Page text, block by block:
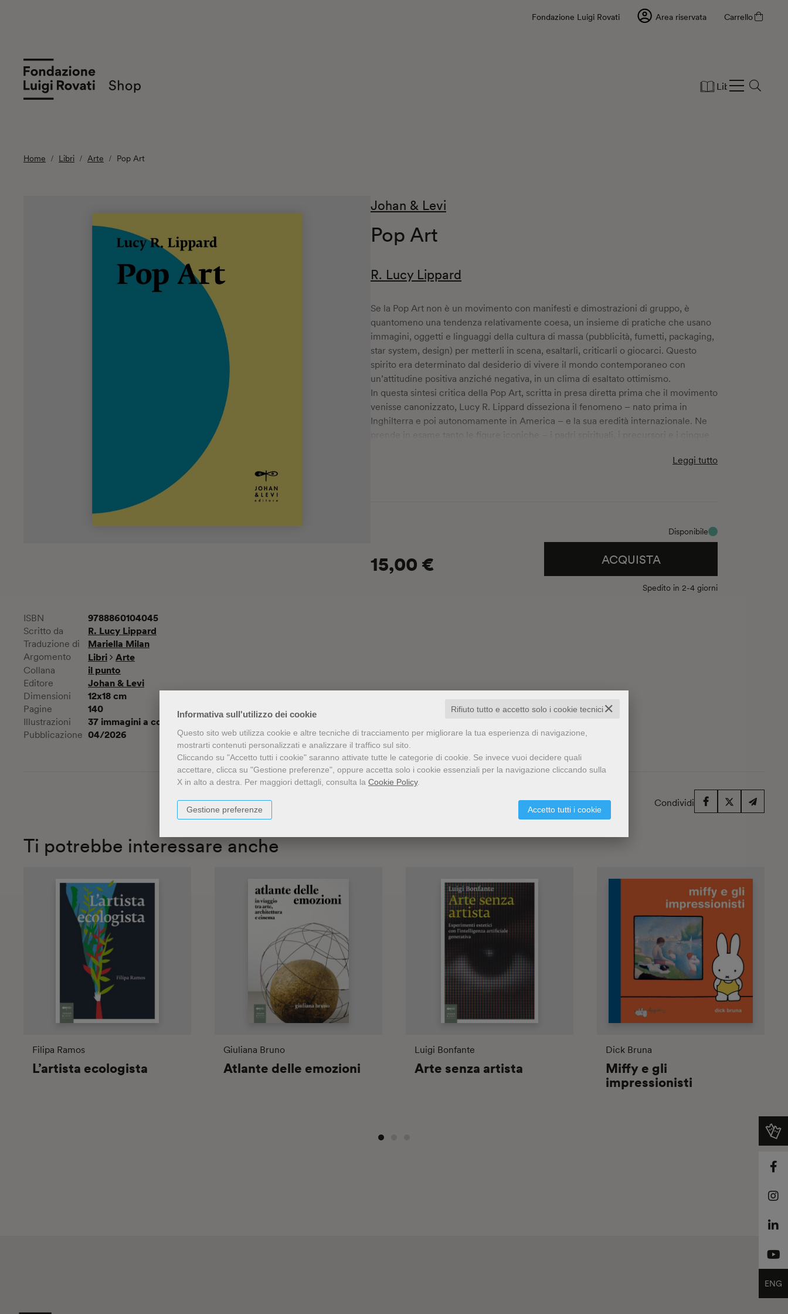
Informativa sull'utilizzo dei cookie ✕
Rifiuto tutto e accetto solo i cookie tecnici
Questo sito web utilizza cookie e altre tecniche di tracciamento per migliorare la tua esperienza di navigazione,
mostrarti contenuti personalizzati e analizzare il traffico sul sito.
Cliccando su "Accetto tutti i cookie" saranno attivate tutte le categorie di cookie. Se invece vuoi decidere quali
accettare, clicca su "Gestione preferenze", oppure accetta solo i cookie essenziali per la navigazione cliccando sulla
X in alto a destra. Per maggiori dettagli, consulta la Cookie Policy.
Accetto tutti i cookie
Gestione preferenze
Fondazione Luigi Rovati Area riservata Carrello
Libri
Home Libri Arte Pop Art
Johan & Levi
Pop Art
R. Lucy Lippard
Se la Pop Art non è un movimento con manifesti e dimostrazioni di gruppo, è
quantomeno una tendenza relativamente coesa, un insieme di pratiche che usano
immagini, oggetti e linguaggi della cultura di massa (pubblicità, fumetti, packaging,
star system, design) per metterli in scena, esaltarli, criticarli o giocarci. Questo
spirito era determinato dal desiderio di vivere il mondo contemporaneo con
un’attitudine positiva anziché negativa, in un clima di esaltato ottimismo.
In questa sintesi critica della Pop Art, scritta in presa diretta prima che il movimento
venisse canonizzato, Lucy R. Lippard disseziona il fenomeno – nato prima in
Inghilterra e poi autonomamente in America – e la sua eredità internazionale. Ne
prende in esame tanto le figure iconiche – i padri spirituali, i precursori e i cinque
Leggi tutto
15,00 € ACQUISTA
Spedito in 2-4 giorni
Disponibile
Scritto da R. Lucy Lippard
Traduzione di Mariella Milan
Argomento Libri Arte
Collana il punto
Editore Johan & Levi
Dimensioni 12x18 cm
Pagine 140
Illustrazioni 37 immagini a colori
Pubblicazione 04/2026
ISBN 9788860104045
Condividi
Ti potrebbe interessare anche
Filipa Ramos
L’artista ecologista
Giuliana Bruno
Atlante delle emozioni
Luigi Bonfante
Arte senza artista
Dick Bruna
Miffy e gli
impressionisti
ENG